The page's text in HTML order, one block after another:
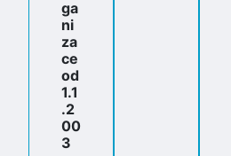
ga
ni
za
ce
od
1.1
.2
00
3